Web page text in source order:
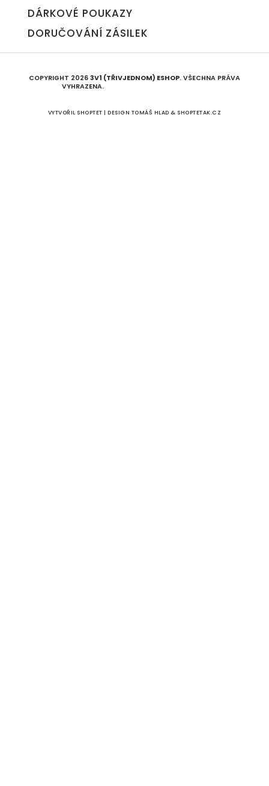
DÁRKOVÉ POUKAZY
DORUČOVÁNÍ ZÁSILEK
COPYRIGHT 2026 3V1 (TŘIVJEDNOM) ESHOP. VŠECHNA PRÁVA
VYHRAZENA.
VYTVOŘIL SHOPTET | DESIGN TOMÁŠ HLAD & SHOPTETAK.CZ